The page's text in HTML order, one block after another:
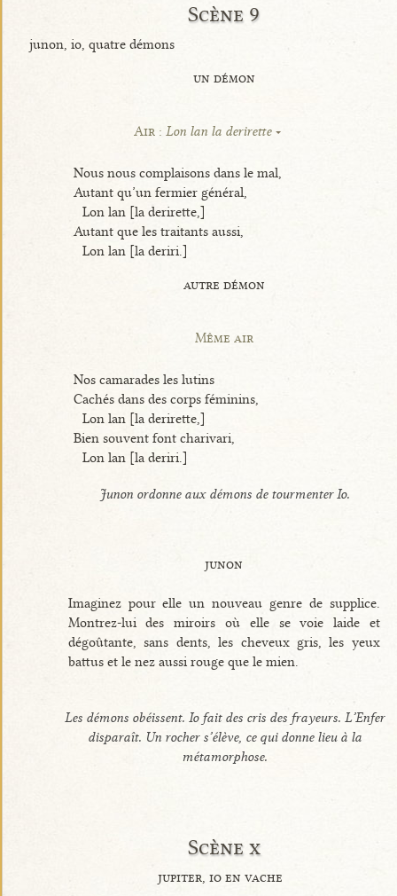
Scène 9
junon, io, quatre démons
un démon
Air : Lon lan la derirette
Nous nous complaisons dans le mal,
Autant qu’un fermier général,
Lon lan [la derirette,]
Autant que les traitants aussi,
Lon lan [la deriri.]
autre démon
Même air
Nos camarades les lutins
Cachés dans des corps féminins,
Lon lan [la derirette,]
Bien souvent font charivari,
Lon lan [la deriri.]
Junon ordonne aux démons de tourmenter Io.
junon
Imaginez pour elle un nouveau genre de supplice.
Montrez-lui des miroirs où elle se voie laide et
dégoûtante, sans dents, les cheveux gris, les yeux
battus et le nez aussi rouge que le mien.
Les démons obéissent. Io fait des cris des frayeurs. L’Enfer
disparaît. Un rocher s’élève, ce qui donne lieu à la
métamorphose.
Scène x
jupiter, io en vache